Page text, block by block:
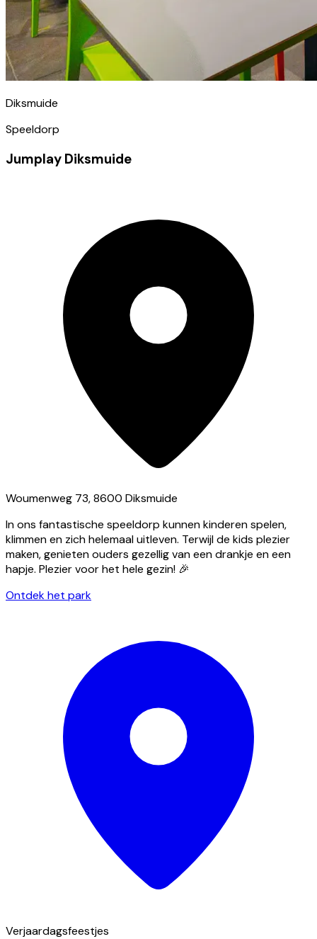
Diksmuide
Speeldorp
Jumplay Diksmuide
Woumenweg 73, 8600 Diksmuide
In ons fantastische speeldorp kunnen kinderen spelen,
klimmen en zich helemaal uitleven. Terwijl de kids plezier
maken, genieten ouders gezellig van een drankje en een
hapje. Plezier voor het hele gezin! 🎉
Ontdek het park
Verjaardagsfeestjes